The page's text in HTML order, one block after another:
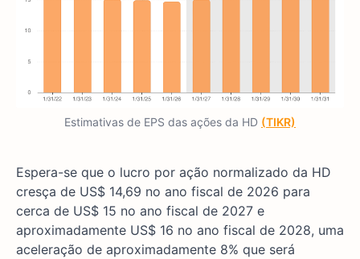
Estimativas de EPS das ações da HD (TIKR)
Espera-se que o lucro por ação normalizado da HD
cresça de US$ 14,69 no ano fiscal de 2026 para
cerca de US$ 15 no ano fiscal de 2027 e
aproximadamente US$ 16 no ano fiscal de 2028, uma
aceleração de aproximadamente 8% que será